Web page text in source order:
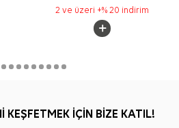
2 ve üzeri +% 20 indirim
KEŞFETMEK İÇİN BİZE KATIL!